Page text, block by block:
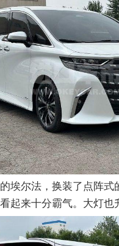
埃尔法，换装了点阵式
起来十分霸气。大灯也